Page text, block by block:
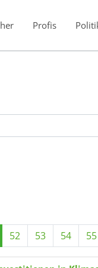
Profis
52 53 54 55